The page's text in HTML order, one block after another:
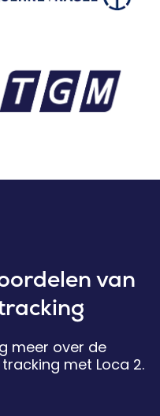
van
meer over de
met Loca 2.